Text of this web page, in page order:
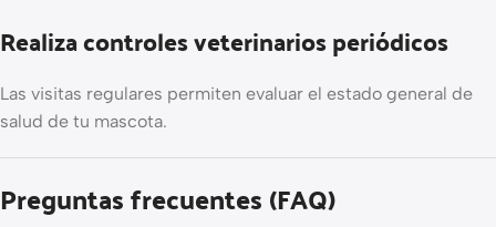
Realiza controles veterinarios periódicos
Las visitas regulares permiten evaluar el estado general de
salud de tu mascota.
Preguntas frecuentes (FAQ)